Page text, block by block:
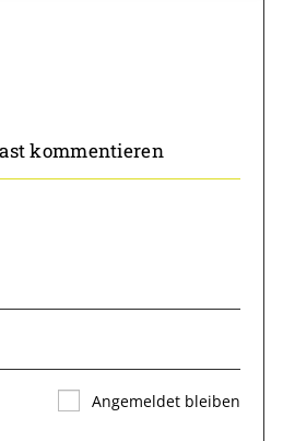
kommentieren
Angemeldet bleiben